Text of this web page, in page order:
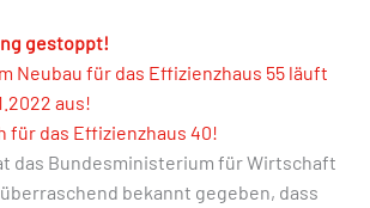
gestoppt!
Neubau für das Effizienzhaus 55 läuft
aus!
für das Effizienzhaus 40!
das Bundesministerium für Wirtschaft
bekannt gegeben, dass